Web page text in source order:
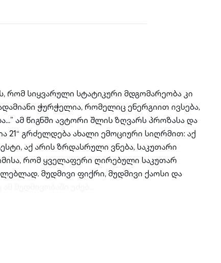
რომ სიყვარული სტატიკური მდგომარეობა კი
ჭურჭელია, რომელიც ენერგიით ივსება,
ამ წიგნში ავტორი შლის ზღვარს პროზასა და
21“ გრძელდება ახალი ემოციური სიღრმით: აქ
აქ არის ზრდასრული ვნება, საკუთარი
რომ ყველაფერი ღირებული საკუთარ
მუდმივი ფიქრი, მუდმივი ქაოსი და